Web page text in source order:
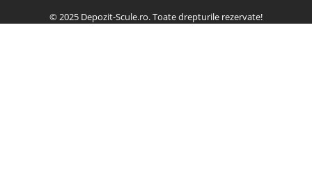
© 2025 Depozit-Scule.ro. Toate drepturile rezervate!